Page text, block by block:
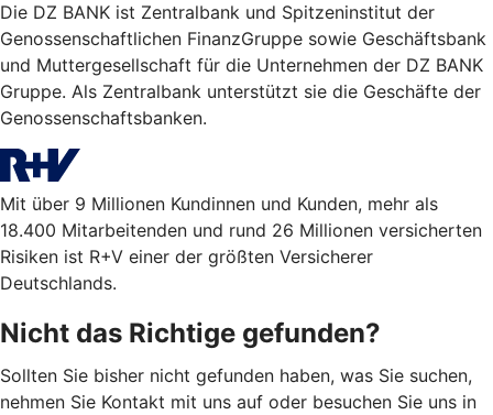
Die DZ BANK ist Zentralbank und Spitzeninstitut der
Genossenschaftlichen FinanzGruppe sowie Geschäftsbank
und Muttergesellschaft für die Unternehmen der DZ BANK
Gruppe. Als Zentralbank unterstützt sie die Geschäfte der
Genossenschaftsbanken.
Mit über 9 Millionen Kundinnen und Kunden, mehr als
18.400 Mitarbeitenden und rund 26 Millionen versicherten
Risiken ist R+V einer der größten Versicherer
Deutschlands.
Nicht das Richtige gefunden?
Sollten Sie bisher nicht gefunden haben, was Sie suchen,
nehmen Sie Kontakt mit uns auf oder besuchen Sie uns in